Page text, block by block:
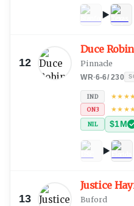
12
Duce
Pinnacle
WR·6-6/230
IND ★★ ★
ON3 ★★ ★
NIL $1M
13
Justice
Buford